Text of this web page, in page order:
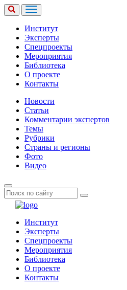
Институт
Эксперты
Спецпроекты
Мероприятия
Библиотека
О проекте
Контакты
Новости
Статьи
Комментарии экспертов
Темы
Рубрики
Страны и регионы
Фото
Видео
Институт
Эксперты
Спецпроекты
Мероприятия
Библиотека
О проекте
Контакты